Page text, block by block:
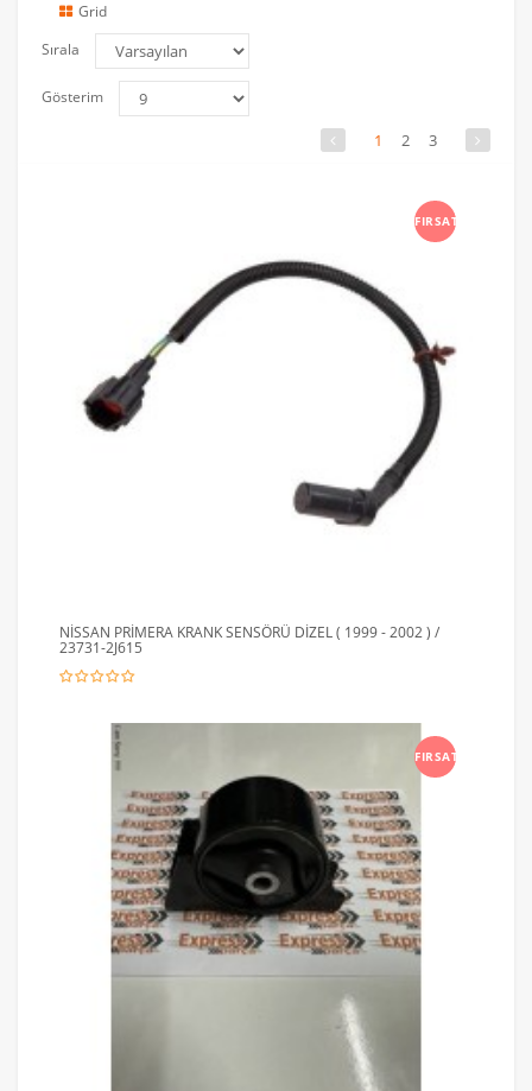
Grid
Sırala
Gösterim
1 2 3
FIRSAT
NİSSAN PRİMERA KRANK SENSÖRÜ DİZEL ( 1999 - 2002 ) /
23731-2J615
FIRSAT